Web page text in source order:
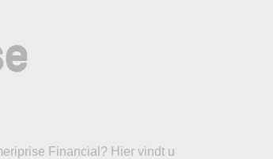
Financial? Hier vindt u